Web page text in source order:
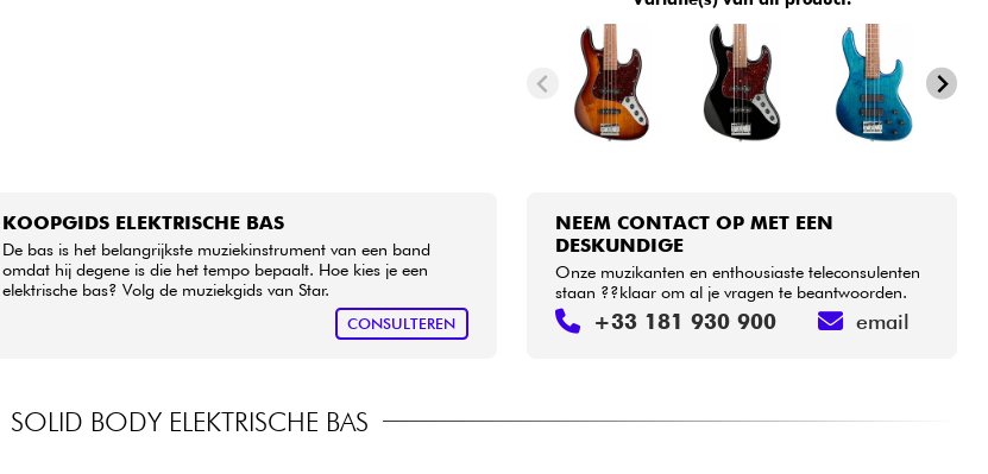
KOOPGIDS ELEKTRISCHE BAS
De bas is het belangrijkste muziekinstrument van een band
omdat hij degene is die het tempo bepaalt. Hoe kies je een
elektrische bas? Volg de muziekgids van Star.
CONSULTEREN
NEEM CONTACT OP MET EEN
DESKUNDIGE
Onze muzikanten en enthousiaste teleconsulenten
staan ??klaar om al je vragen te beantwoorden.
+33 181 930 900 email
SOLID BODY ELEKTRISCHE BAS